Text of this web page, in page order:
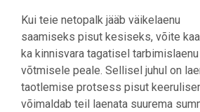
Kui teie netopalk jääb väikelaenu
saamiseks pisut kesiseks, võite
ka kinnisvara tagatisel tarbimislaenu
võtmisele peale. Sellisel juhul on
taotlemise protsess pisut
võimaldab teil laenata suurema